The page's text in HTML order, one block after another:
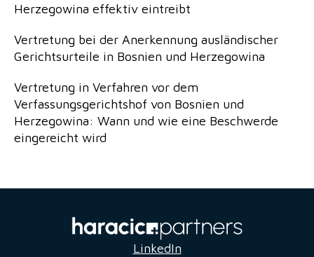
Herzegowina effektiv eintreibt
Vertretung bei der Anerkennung ausländischer
Gerichtsurteile in Bosnien und Herzegowina
Vertretung in Verfahren vor dem
Verfassungsgerichtshof von Bosnien und
Herzegowina: Wann und wie eine Beschwerde
eingereicht wird
LinkedIn